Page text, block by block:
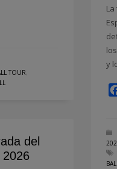
TOUR,
y
del
2026